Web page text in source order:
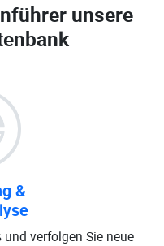
unsere
&
und verfolgen Sie neue